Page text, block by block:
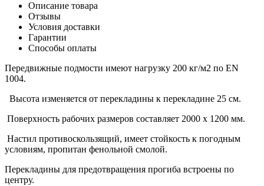
Описание товара
Отзывы
Условия доставки
Гарантии
Способы оплаты
Передвижные подмости имеют нагрузку 200 кг/м2 по EN
1004.
Высота изменяется от перекладины к перекладине 25 см.
Поверхность рабочих размеров составляет 2000 х 1200 мм.
Настил противоскользящий, имеет стойкость к погодным
условиям, пропитан фенольной смолой.
Перекладины для предотвращения прогиба встроены по
центру.